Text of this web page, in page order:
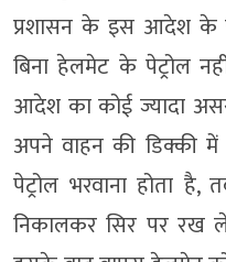
प्रशासन के इस आदेश के
बिना हेलमेट के पेट्रोल
आदेश का कोई ज्यादा
अपने वाहन की
पेट्रोल भरवाना होता
निकालकर सिर पर रख